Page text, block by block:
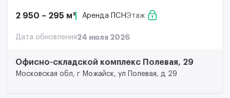
2 950 – 295 м² Аренда ПСНЭтаж
Дата обновления24 июля 2026
Офисно-складской комплекс Полевая, 29
Московская обл, г Можайск, ул Полевая, д 29